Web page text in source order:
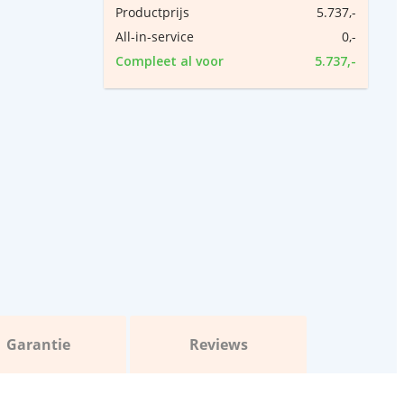
Productprijs
5.737,-
All-in-service
0,-
Compleet al voor
5.737,-
Garantie Reviews